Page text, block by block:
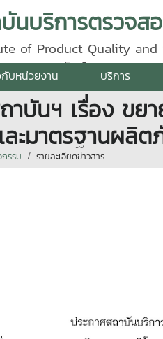
of Product Quality and
สุดา | โทรศัพท์ 0 5387
กับหน่วยงาน บริการ
าบันฯ เรื่อง ขย
ะมาตรฐานผลิ
รรม รายละเอียดข่าวสาร